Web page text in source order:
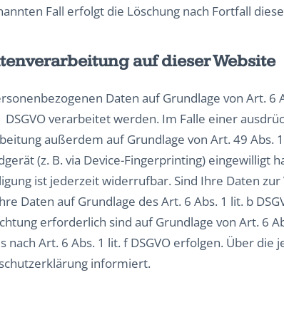
Fall erfolgt die Löschung nach Fortfall
auf dieser Website
Daten auf Grundlage von Art. 6
verarbeitet werden. Im Falle einer
außerdem auf Grundlage von Art. 49 Abs. 1
(z. B. via Device-Fingerprinting) eingewilligt
ist jederzeit widerrufbar. Sind Ihre Daten
auf Grundlage des Art. 6 Abs. 1 lit. b
erforderlich sind auf Grundlage von Art. 6
Art. 6 Abs. 1 lit. f DSGVO erfolgen. Über die
informiert.